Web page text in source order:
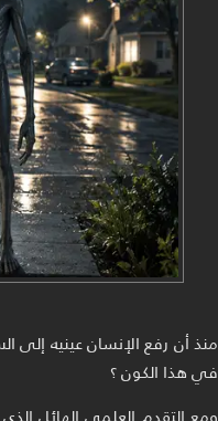
منذ أن رفع الإنسان عينيه إلى
في هذا الكون ؟